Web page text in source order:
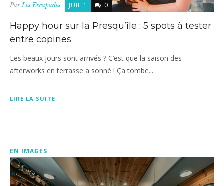
Par Les Escapades JUIL 1 0
Happy hour sur la Presqu’île : 5 spots à tester
entre copines
Les beaux jours sont arrivés ? C’est que la saison des
afterworks en terrasse a sonné ! Ça tombe...
LIRE LA SUITE
EN IMAGES